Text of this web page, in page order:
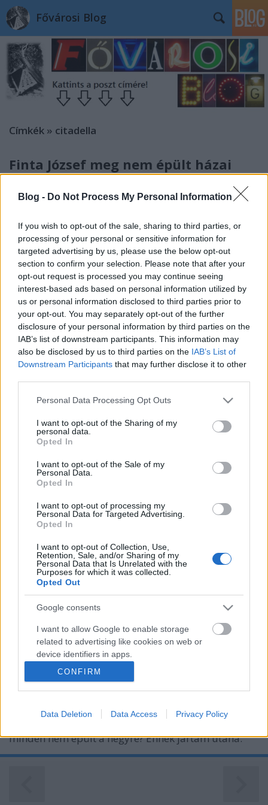
Blog - Do Not Process My Personal Information
If you wish to opt-out of the sale, sharing to third parties, or
processing of your personal or sensitive information for
targeted advertising by us, please use the below opt-out
section to confirm your selection. Please note that after your
opt-out request is processed you may continue seeing
interest-based ads based on personal information utilized by
us or personal information disclosed to third parties prior to
your opt-out. You may separately opt-out of the further
disclosure of your personal information by third parties on the
IAB’s list of downstream participants. This information may
also be disclosed by us to third parties on the IAB’s List of
Downstream Participants that may further disclose it to other
Please note that this website/app uses one or more Google
not limited to your visit or usage behaviour. You may click to
grant or deny consent to Google and its third-party tags to
use your data for below specified purposes in below Google
consent section.
Personal Data Processing Opt Outs
I want to opt-out of the Sharing of my
personal data.
Opted In
I want to opt-out of the Sale of my
Personal Data.
Opted In
I want to opt-out of processing my
Personal Data for Targeted Advertising.
Opted In
I want to opt-out of Collection, Use,
Retention, Sale, and/or Sharing of my
Personal Data that Is Unrelated with the
Purposes for which it was collected.
Opted Out
Google consents
I want to allow Google to enable storage
related to advertising like cookies on web or
device identifiers in apps.
I want to allow my user data to be sent to
Google for online advertising purposes.
I want to allow Google to send me
I want to allow Google to enable storage
CONFIRM
Data Deletion Data Access Privacy Policy
Fővárosi Blog
Címkék » citadella
Finta József meg nem épült házai
részében Finta József néhány meg nem valósult terve
következik - a teljesség igénye nélkül. Aki sokat
tervez, annak sok meg nem épült műve lesz. Vagy
mert nem ő nyer a pályázaton, vagy mert az egész
projektet…
London Eye után Budapest Eye?
fovarosi.blog.hu•2007. augusztus 28.
Egy érdekes, ám minden bizonnyal nagy vitákat
méter magasra emelkedő, két turistabusznyi utast
felemelni képes üvegfalú kabin. A kabin egy fix
oszlopon mozogna föl-le, akár egy…
A meg nem épült Budapest: Gellért-
hegyi tervek
fovarosi.blog.hu•2007. június 14.
Számos olyan tervet ismerünk a Gellért-hegy
minden nem épült a hegyre? Ennek jártam utána.